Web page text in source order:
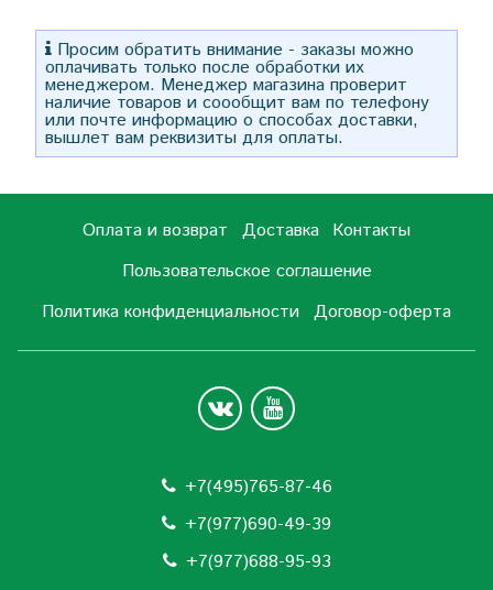
Просим обратить внимание - заказы можно
оплачивать только после обработки их
менеджером. Менеджер магазина проверит
наличие товаров и соообщит вам по телефону
или почте информацию о способах доставки,
вышлет вам реквизиты для оплаты.
Оплата и возврат Доставка Контакты
Пользовательское соглашение
Политика конфиденциальности Договор-оферта
+7(495)765-87-46
+7(977)690-49-39
+7(977)688-95-93